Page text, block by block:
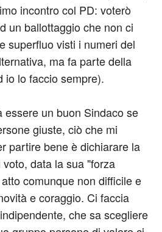
incontro col PD: voterò
un ballottaggio che non ci
superfluo visti i numeri del
ma fa parte della
io lo faccio sempre).
essere un buon Sindaco se
giuste, ciò che mi
partire bene è dichiarare la
data la sua "forza
comunque non difficile e
e coraggio. Ci faccia
che sa scegliere